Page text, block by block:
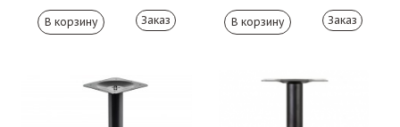
Заказ Заказ